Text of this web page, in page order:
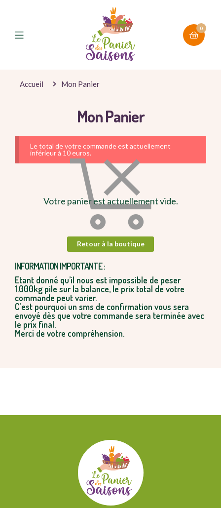
0
Accueil Mon Panier
Mon Panier
Le total de votre commande est actuellement
inférieur à 10 euros.
Votre panier est actuellement vide.
Retour à la boutique
INFORMATION IMPORTANTE :
Etant donné qu’il nous est impossible de peser
1.000kg pile sur la balance, le prix total de votre
commande peut varier.
C’est pourquoi un sms de confirmation vous sera
envoyé dès que votre commande sera terminée avec
le prix final.
Merci de votre compréhension.